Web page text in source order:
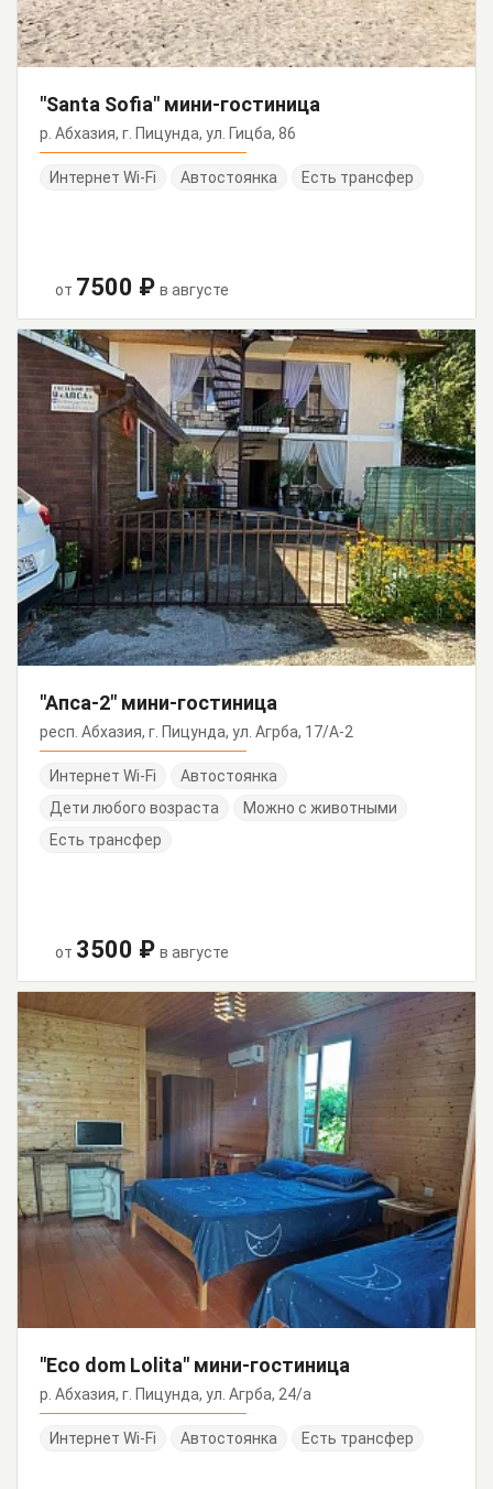
"Santa Sofia" мини-гостиница
р. Абхазия, г. Пицунда, ул. Гицба, 86
Интернет Wi-Fi Автостоянка Есть трансфер
от 7500 ₽ в августе
"Апса-2" мини-гостиница
респ. Абхазия, г. Пицунда, ул. Агрба, 17/А-2
Интернет Wi-Fi
Автостоянка
Дети любого возраста
Можно с животными
Есть трансфер
от 3500 ₽ в августе
"Eco dom Lolita" мини-гостиница
р. Абхазия, г. Пицунда, ул. Агрба, 24/а
Интернет Wi-Fi Автостоянка Есть трансфер